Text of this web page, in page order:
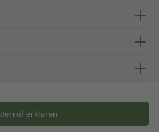
erklären